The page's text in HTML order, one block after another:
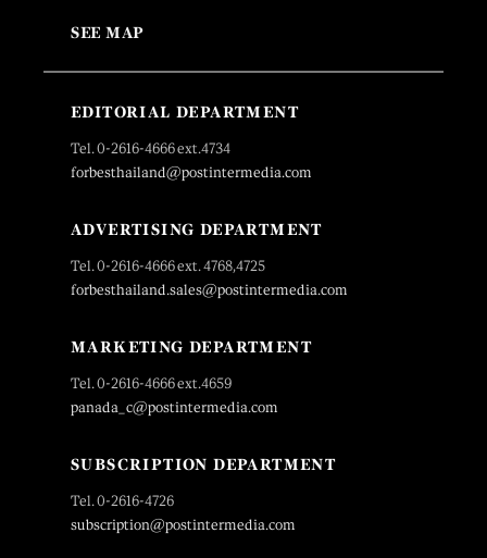
SEE MAP
EDITORIAL DEPARTMENT
Tel. 0-2616-4666 ext.4734
forbesthailand@postintermedia.com
ADVERTISING DEPARTMENT
Tel. 0-2616-4666 ext. 4768,4725
forbesthailand.sales@postintermedia.com
MARKETING DEPARTMENT
Tel. 0-2616-4666 ext.4659
panada_c@postintermedia.com
SUBSCRIPTION DEPARTMENT
Tel. 0-2616-4726
subscription@postintermedia.com